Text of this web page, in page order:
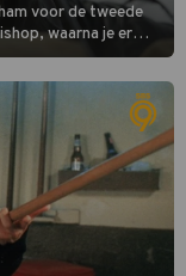
voor de tweede
waarna je er
pensioen niet